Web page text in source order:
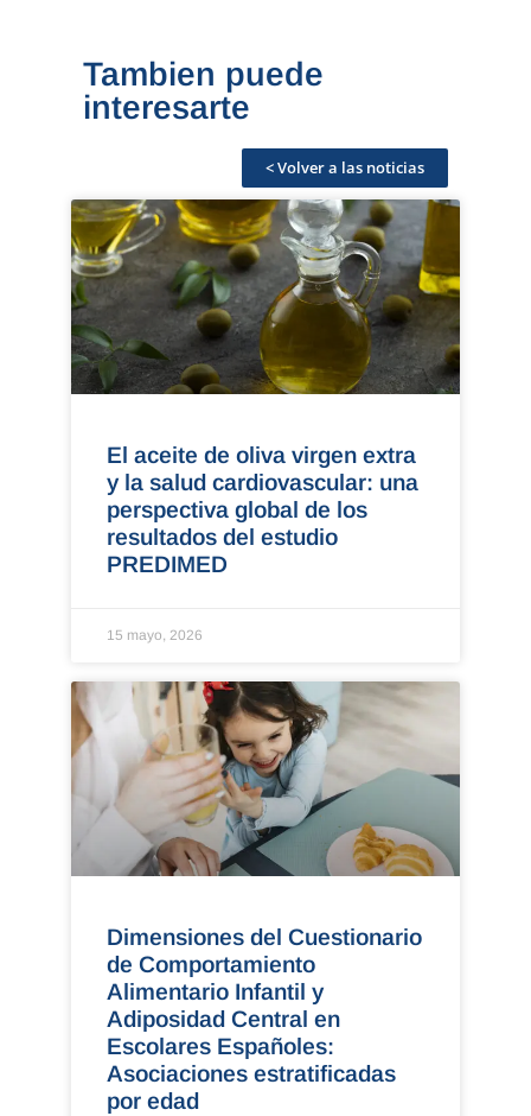
Tambien puede
interesarte
< Volver a las noticias
El aceite de oliva virgen extra
y la salud cardiovascular: una
perspectiva global de los
resultados del estudio
PREDIMED
15 mayo, 2026
Dimensiones del Cuestionario
de Comportamiento
Alimentario Infantil y
Adiposidad Central en
Escolares Españoles:
Asociaciones estratificadas
por edad